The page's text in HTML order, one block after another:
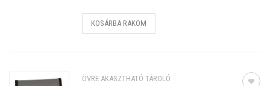
KOSÁRBA RAKOM
ÖVRE AKASZTHATÓ TÁROLÓ